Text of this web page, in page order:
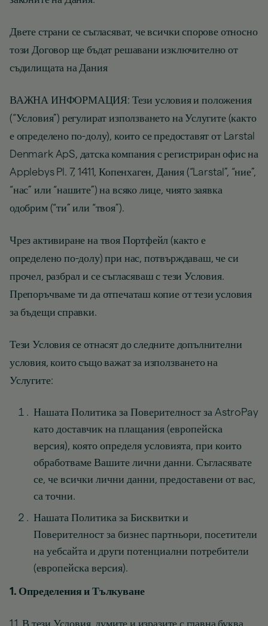
Двете страни се съгласяват, че всички спорове относно
този Договор ще бъдат решавани изключително от
съдилищата на Дания
ВАЖНА ИНФОРМАЦИЯ: Тези условия и положения
(“Условия”) регулират използването на Услугите (както
е определено по-долу), които се предоставят от Larstal
Denmark ApS, датска компания с регистриран офис на
Applebys Pl. 7, 1411, Копенхаген, Дания (“Larstal”, “ние”,
“нас” или “нашите”) на всяко лице, чиято заявка
одобрим (“ти” или “твоя”).
Чрез активиране на твоя Портфейл (както е
определено по-долу) при нас, потвърждаваш, че си
прочел, разбрал и се съгласяваш с тези Условия.
Препоръчваме ти да отпечаташ копие от тези условия
за бъдещи справки.
Тези Условия се отнасят до следните допълнителни
условия, които също важат за използването на
Услугите:
Нашата Политика за Поверителност за AstroPay
като доставчик на плащания (европейска
версия), която определя условията, при които
обработваме Вашите лични данни. Съгласявате
се, че всички лични данни, предоставени от вас,
са точни.
Нашата Политика за Бисквитки и
Поверителност за бизнес партньори, посетители
на уебсайта и други потенциални потребители
(европейска версия).
1. Определения и Тълкуване
1.1. В тези Условия, думите и изразите с главна буква